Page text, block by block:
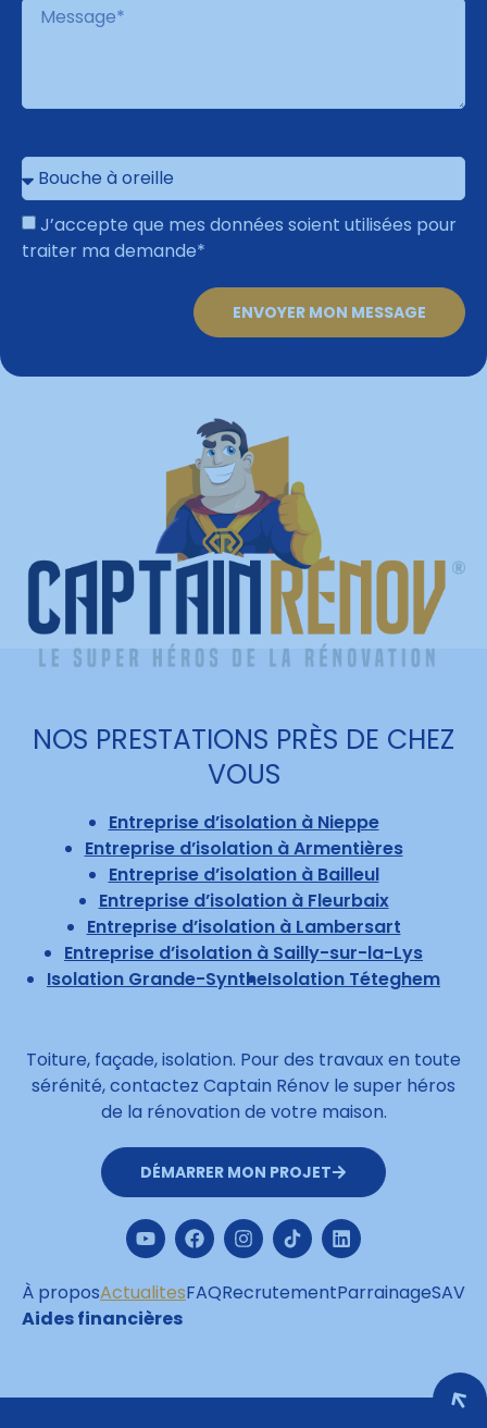
J’accepte que mes données soient utilisées pour
traiter ma demande*
ENVOYER MON MESSAGE
* Mentions obligatoires
NOS PRESTATIONS PRÈS DE CHEZ
VOUS
Entreprise d’isolation à Nieppe
Entreprise d’isolation à Armentières
Entreprise d’isolation à Bailleul
Entreprise d’isolation à Fleurbaix
Entreprise d’isolation à Lambersart
Entreprise d’isolation à Sailly-sur-la-Lys
Isolation Grande-SyntheIsolation Téteghem
Toiture, façade, isolation. Pour des travaux en toute
sérénité, contactez Captain Rénov le super héros
de la rénovation de votre maison.
DÉMARRER MON PROJET
À proposActualitesFAQRecrutementParrainageSAV
Aides financières